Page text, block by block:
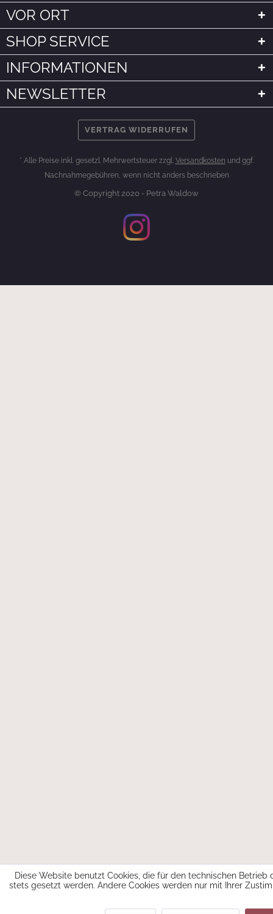
VOR ORT
SHOP SERVICE
INFORMATIONEN
NEWSLETTER
VERTRAG WIDERRUFEN
* Alle Preise inkl. gesetzl. Mehrwertsteuer zzgl. Versandkosten und ggf.
Nachnahmegebühren, wenn nicht anders beschrieben
© Copyright 2020 - Petra Waldow
Diese Website benutzt Cookies, die für den technischen
stets gesetzt werden. Andere Cookies werden nur mit Ihrer